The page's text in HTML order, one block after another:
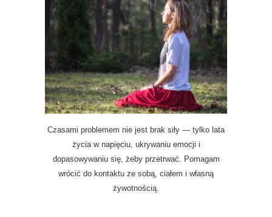
Czasami problemem nie jest brak siły — tylko lata
życia w napięciu, ukrywaniu emocji i
dopasowywaniu się, żeby przetrwać. Pomagam
wrócić do kontaktu ze sobą, ciałem i własną
żywotnością.